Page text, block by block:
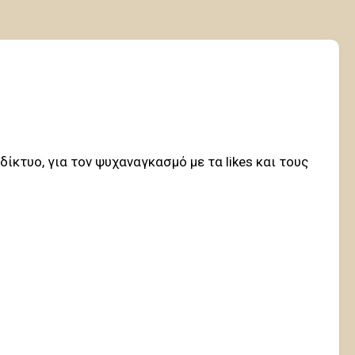
για τον ψυχαναγκασμό με τα likes και τους